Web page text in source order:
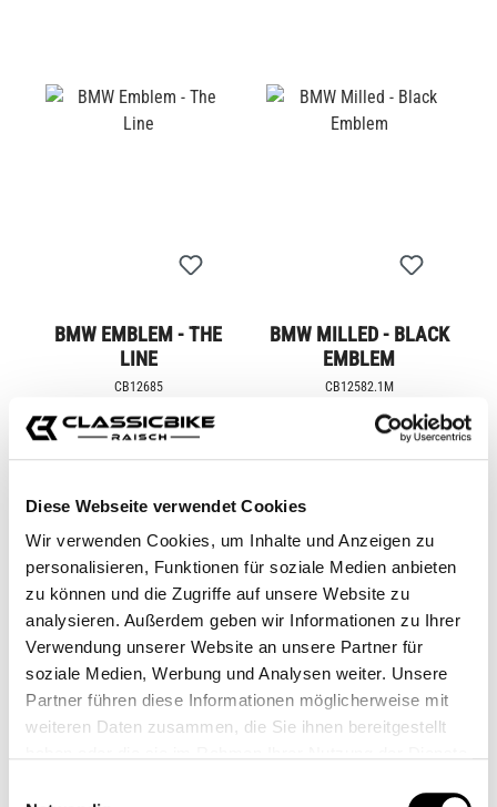
Diese Webseite verwendet Cookies
Wir verwenden Cookies, um Inhalte und Anzeigen zu
personalisieren, Funktionen für soziale Medien anbieten
zu können und die Zugriffe auf unsere Website zu
analysieren. Außerdem geben wir Informationen zu Ihrer
Verwendung unserer Website an unsere Partner für
soziale Medien, Werbung und Analysen weiter. Unsere
Partner führen diese Informationen möglicherweise mit
weiteren Daten zusammen, die Sie ihnen bereitgestellt
BMW EMBLEM - THE
LINE
CB12685
Ab19,95 €*
BMW MILLED - BLACK
EMBLEM
CB12582.1M
17,95 €*